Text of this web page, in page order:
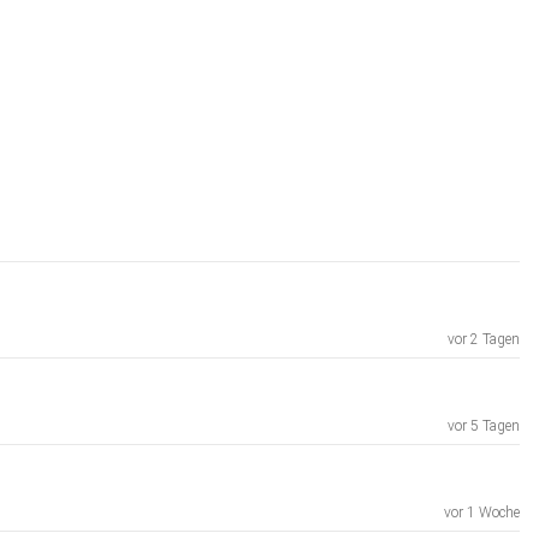
vor 2 Tagen
vor 5 Tagen
vor 1 Woche